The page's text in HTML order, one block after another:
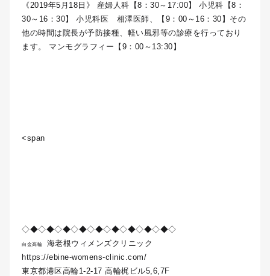
《2019年5月18日》 産婦人科【8：30～17:00】 小児科【8：
30～16：30】 小児科医 相澤医師、【9：00～16：30】その
他の時間は院長が予防接種、軽い風邪等の診療を行っており
ます。 マンモグラフィー【9：00～13:30】
<span
◇◆◇◆◇◆◇◆◇◆◇◆◇◆◇◆◇◆◇
白金高輪
海老根ウィメンズクリニック
https://ebine-womens-clinic.com/
東京都港区高輪1-2-17 高輪梶ビル5,6,7F